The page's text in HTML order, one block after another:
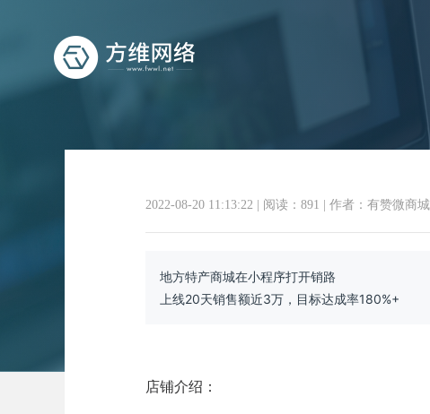
2022-08-20 11:13:22 | 阅读：891 | 作者：有赞微商城
地方特产商城在小程序打开销路
上线20天销售额近3万，目标达成率180%+
店铺介绍：